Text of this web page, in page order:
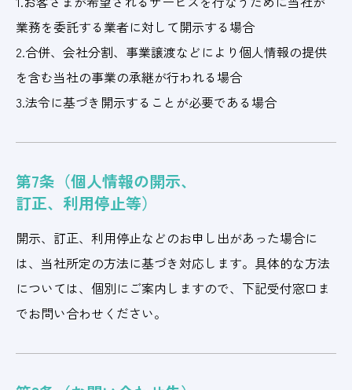
業務を委託する業者に対して開示する場合
2.合併、会社分割、事業譲渡などにより個人情報の提供
を含む当社の事業の承継が行われる場合
3.法令に基づき開示することが必要である場合
第7条（個人情報の開示、
訂正、利用停止等）
開示、訂正、利用停止などのお申し出があった場合に
は、当社所定の方法に基づき対応します。具体的な方法
については、個別にご案内しますので、下記受付窓口ま
でお問い合わせください。